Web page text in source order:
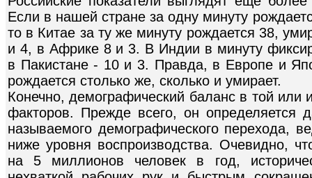
Если в нашей стране за одну минуту
то в Китае за ту же минуту рождается 38,
и 4, в Африке 8 и 3. В Индии в минуту
в Пакистане - 10 и 3. Правда, в Европе и
рождается столько же, сколько и умирает.
Конечно, демографический баланс в той или
факторов. Прежде всего, он определяется
называемого демографического перехода,
ниже уровня воспроизводства. Очевидно,
на 5 миллионов человек в год,